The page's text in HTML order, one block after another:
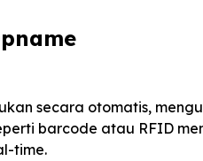
secara otomatis,
barcode atau RFID
time.